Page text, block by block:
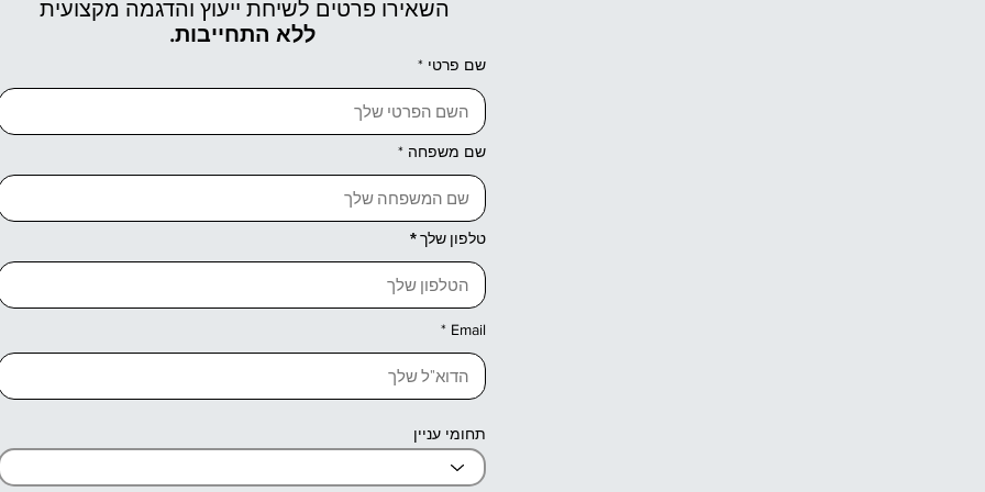
השאירו פרטים לשיחת ייעוץ והדגמה מקצועית
ללא התחייבות.
שם פרטי
שם משפחה
טלפון שלך
Email
תחומי עניין